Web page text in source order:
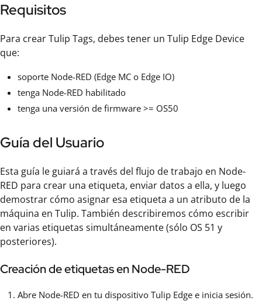
Requisitos
Para crear Tulip Tags, debes tener un Tulip Edge Device
que:
soporte Node-RED (Edge MC o Edge IO)
tenga Node-RED habilitado
tenga una versión de firmware >= OS50
Guía del Usuario
Esta guía le guiará a través del flujo de trabajo en Node-
RED para crear una etiqueta, enviar datos a ella, y luego
demostrar cómo asignar esa etiqueta a un atributo de la
máquina en Tulip. También describiremos cómo escribir
en varias etiquetas simultáneamente (sólo OS 51 y
posteriores).
Creación de etiquetas en Node-RED
Abre Node-RED en tu dispositivo Tulip Edge e inicia sesión.